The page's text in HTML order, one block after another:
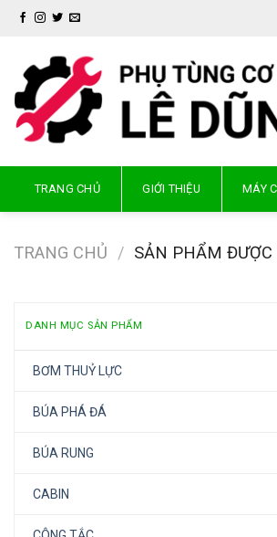
Skip
TRANG CHỦ GIỚI THIỆU MÁY
TRANG CHỦ / SẢN PHẨM ĐƯỢC
DANH MỤC SẢN PHẨM
BƠM THUỶ LỰC
BÚA PHÁ ĐÁ
BÚA RUNG
CABIN